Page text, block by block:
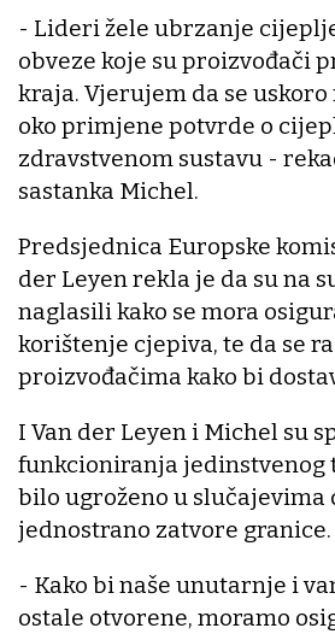
- Lideri žele ubrzanje
obveze koje su proizvođači
kraja. Vjerujem da se
oko primjene potvrde o
zdravstvenom sustavu -
sastanka Michel.
Predsjednica Europske
der Leyen rekla je da su na
naglasili kako se mora
korištenje cjepiva, te da se
proizvođačima kako bi
I Van der Leyen i Michel su
funkcioniranja jedinstvenog
bilo ugroženo u slučajevima
jednostrano zatvore granice.
- Kako bi naše unutarnje i
ostale otvorene, moramo